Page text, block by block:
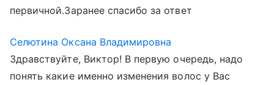
первичной.Заранее спасибо за ответ
Селютина Оксана Владимировна
Здравствуйте, Виктор! В первую очередь, надо
понять какие именно изменения волос у Вас